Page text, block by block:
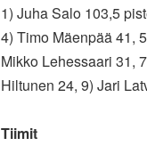
1) Juha Salo 103,5
4) Timo Mäenpää 41,
Mikko Lehessaari 31,
Hiltunen 24, 9) Jari
Tiimit